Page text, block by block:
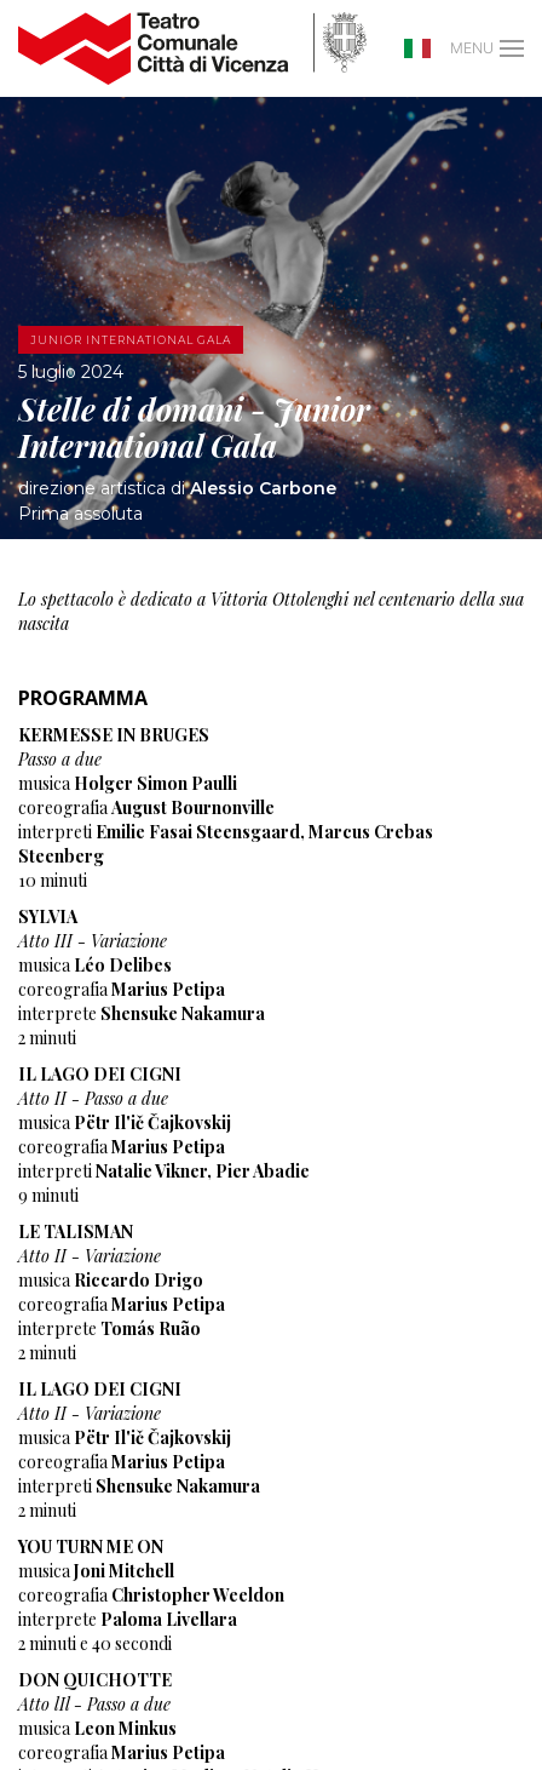
MENU
JUNIOR INTERNATIONAL GALA
5 luglio 2024
Stelle di domani - Junior
International Gala
direzione artistica diAlessio Carbone
Prima assoluta
Lo spettacolo è dedicato a Vittoria Ottolenghi nel centenario della sua
nascita
PROGRAMMA
KERMESSE IN BRUGES
Passo a due
musica Holger Simon Paulli
coreografiaAugust Bournonville
interpreti Emilie Fasai Steensgaard, Marcus Crebas
Steenberg
10 minuti
SYLVIA
Atto III - Variazione
musica Léo Delibes
coreografiaMarius Petipa
interprete Shensuke Nakamura
2 minuti
IL LAGO DEI CIGNI
Atto II - Passo a due
musica Pëtr Il'ič Čajkovskij
coreografiaMarius Petipa
interpretiNatalie Vikner, Pier Abadie
9 minuti
LE TALISMAN
Atto II - Variazione
musica Riccardo Drigo
coreografiaMarius Petipa
interprete Tomás Ruão
2 minuti
IL LAGO DEI CIGNI
Atto II - Variazione
musica Pëtr Il'ič Čajkovskij
coreografiaMarius Petipa
interpreti Shensuke Nakamura
2 minuti
YOU TURN ME ON
musicaJoni Mitchell
coreografia Christopher Weeldon
interprete Paloma Livellara
2 minuti e 40 secondi
DON QUICHOTTE
Atto lIl - Passo a due
musica Leon Minkus
coreografiaMarius Petipa